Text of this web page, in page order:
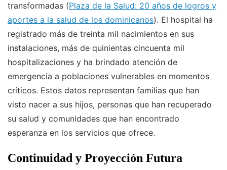
transformadas (Plaza de la Salud: 20 años de logros y
aportes a la salud de los dominicanos). El hospital ha
registrado más de treinta mil nacimientos en sus
instalaciones, más de quinientas cincuenta mil
hospitalizaciones y ha brindado atención de
emergencia a poblaciones vulnerables en momentos
críticos. Estos datos representan familias que han
visto nacer a sus hijos, personas que han recuperado
su salud y comunidades que han encontrado
esperanza en los servicios que ofrece.
Continuidad y Proyección Futura